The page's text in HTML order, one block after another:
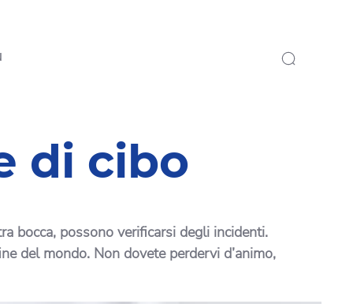
di cibo
bocca, possono verificarsi degli incidenti.
del mondo. Non dovete perdervi d’animo,